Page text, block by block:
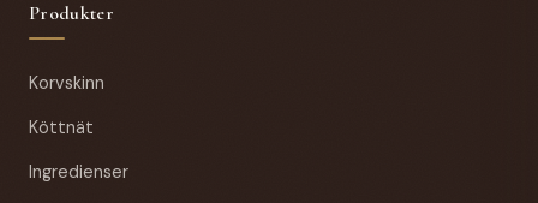
Produkter
Korvskinn
Köttnät
Ingredienser